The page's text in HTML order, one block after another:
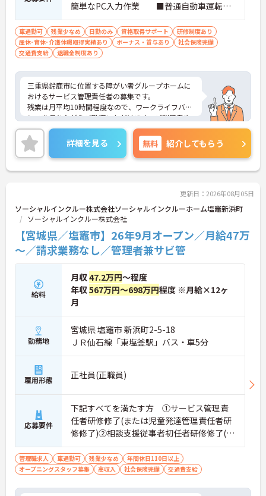
簡単なPC入力作業 ■普通自動車運転免
許（AT限定可）
車通勤可 残業少なめ 日勤のみ 資格取得サポート
研修制度あり
産休･育休･介護休暇取得実績あり
ボーナス・賞与あり
社会保険完備
交通費支給
退職金制度あり
三重県鈴鹿市に位置する障がい者グループホームに
おけるサービス管理責任者の募集です。
残業は月平均10時間程度なので、ワークライフバラ
ンスを保ちながらご勤務いただけます。ご利用者や
スタッフなど、どんな方とも円滑にコミュニケーシ
ョンをとれる方を募集しています。
ご興味のある方には、面接対策ポイントなど、さら
に詳細をお話しいたしますのでお気軽にご相談くだ
さい！
詳細を見る 無料 紹介してもらう
更新日：2026年08月05日
ソーシャルインクルー株式会社ソーシャルインクルーホーム塩竈新浜町
ソーシャルインクルー株式会社
【宮城県／塩竈市】26年9月オープン／月給47万
～／請求業務なし／管理者兼サビ管
給料
月収47.2万円～程度
年収567万円～698万円程度 ※月給×12ヶ
月
勤務地
宮城県 塩竈市 新浜町2-5-18
ＪＲ仙石線「東塩釜駅」バス・車5分
雇用形態 正社員(正職員)
応募要件
下記すべてを満たす方 ①サービス管理責
任者研修修了(または児童発達管理責任者研
修修了)②相談支援従事者初任者研修修了(ま
たは相談支援従事者実務者研修修了)③普通
自動車運転免許(AT限定可)
管理職求人 車通勤可 残業少なめ
年間休日110日以上
オープニングスタッフ募集
高収入 社会保険完備 交通費支給